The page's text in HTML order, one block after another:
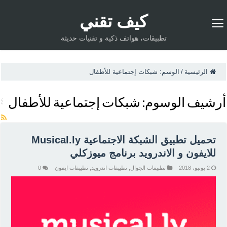
كيف تقني
تطبيقات، هواتف ذكية و تقنيات حديثة
الرئيسية / الوسم: شبكات إجتماعية للأطفال
أرشيف الوسوم: شبكات إجتماعية للأطفال
تحميل تطبيق الشبكة الاجتماعية Musical.ly
للايفون و الاندرويد برنامج ميوزكلي
2 يونيو، 2018 تطبيقات الجوال ,تطبيقات اندرويد ,تطبيقات ايفون 0